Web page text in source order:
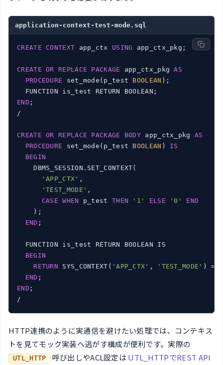
application-context-test-mode.sql
CREATE CONTEXT app_ctx USING app_ctx_pkg;
CREATE OR REPLACE PACKAGE app_ctx_pkg AS
PROCEDURE set_mode(p_test BOOLEAN );
END ;
/
CREATE OR REPLACE PACKAGE BODY app_ctx_pkg AS
PROCEDURE set_mode(p_test BOOLEAN ) IS
BEGIN
    DBMS_SESSION.SET_CONTEXT(
'APP_CTX' ,
'TEST_MODE' ,
CASE
WHEN p_test THEN '1' ELSE '0'
END
    );
END ;
  FUNCTION is_test RETURN BOOLEAN IS
BEGIN
RETURN SYS_CONTEXT( 'APP_CTX' , 'TEST_MODE' ) =
END
END ;
/
HTTP連携のように実通信を避けたい処理では、コンテキス
トを見てモック実装へ逃がす構成が便利です。実際の
UTL_HTTP 呼び出しやACL設定は UTL_HTTPでREST API